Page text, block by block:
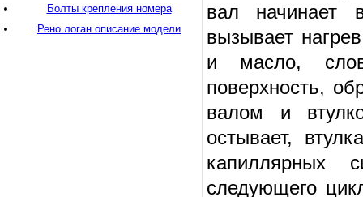
вал начинает
вызывает
и масло,
поверхность,
валом и
остывает,
капиллярных
следующего
Болты крепления номера
Рено логан описание модели